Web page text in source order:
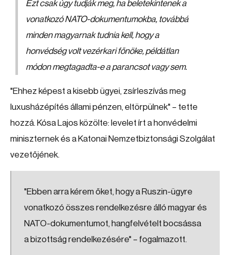
Ezt csak úgy tudják meg, ha beletekintenek a
vonatkozó NATO-dokumentumokba, továbbá
minden magyarnak tudnia kell, hogy a
honvédség volt vezérkari főnöke, példátlan
módon megtagadta-e a parancsot vagy sem.
"Ehhez képest a kisebb ügyei, zsírleszívás meg
luxusházépítés állami pénzen, eltörpülnek" – tette
hozzá. Kósa Lajos közölte: levelet írt a honvédelmi
miniszternek és a Katonai Nemzetbiztonsági Szolgálat
vezetőjének.
"Ebben arra kérem őket, hogy a Ruszin-ügyre
vonatkozó összes rendelkezésre álló magyar és
NATO-dokumentumot, hangfelvételt bocsássa
a bizottság rendelkezésére" – fogalmazott.